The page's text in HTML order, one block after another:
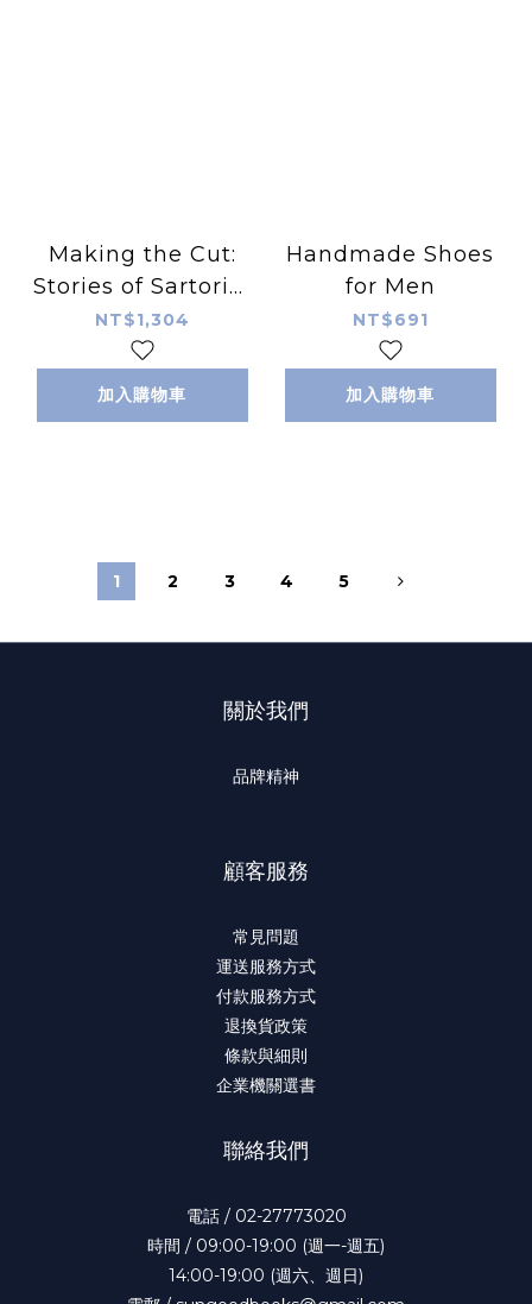
Making the Cut:
Stories of Sartorial
Icons by Savile
Row’s Master
Tailor
NT$1,304
加入購物車
Handmade Shoes
for Men
NT$691
加入購物車
1 2 3 4 5
關於我們
品牌精神
顧客服務
常見問題
運送服務方式
付款服務方式
退換貨政策
條款與細則
企業機關選書
聯絡我們
電話 / 02-27773020
時間 / 09:00-19:00 (週一-週五)
14:00-19:00 (週六、週日)